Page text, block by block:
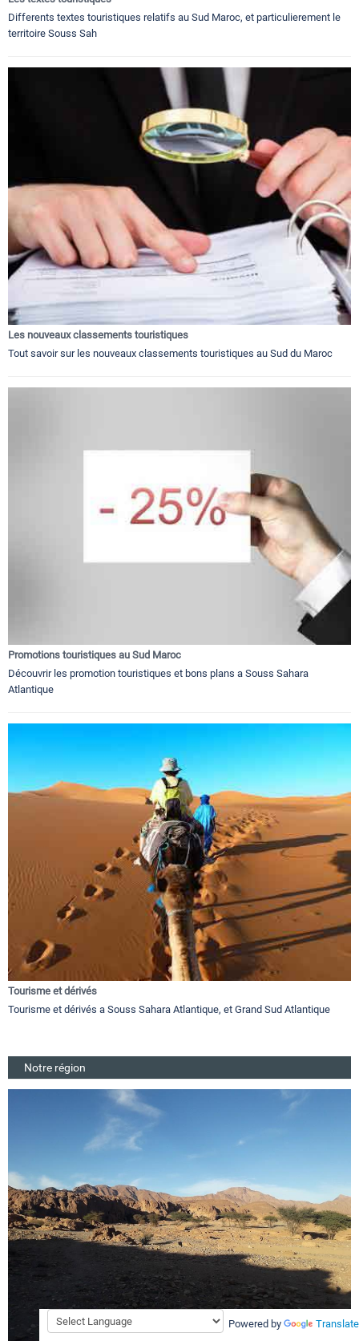
Differents textes touristiques relatifs au Sud Maroc, et particulierement le
territoire Souss Sah
Les nouveaux classements touristiques
Tout savoir sur les nouveaux classements touristiques au Sud du Maroc
Promotions touristiques au Sud Maroc
Découvrir les promotion touristiques et bons plans a Souss Sahara
Atlantique
Tourisme et dérivés
Tourisme et dérivés a Souss Sahara Atlantique, et Grand Sud Atlantique
Notre région
Powered by Translate